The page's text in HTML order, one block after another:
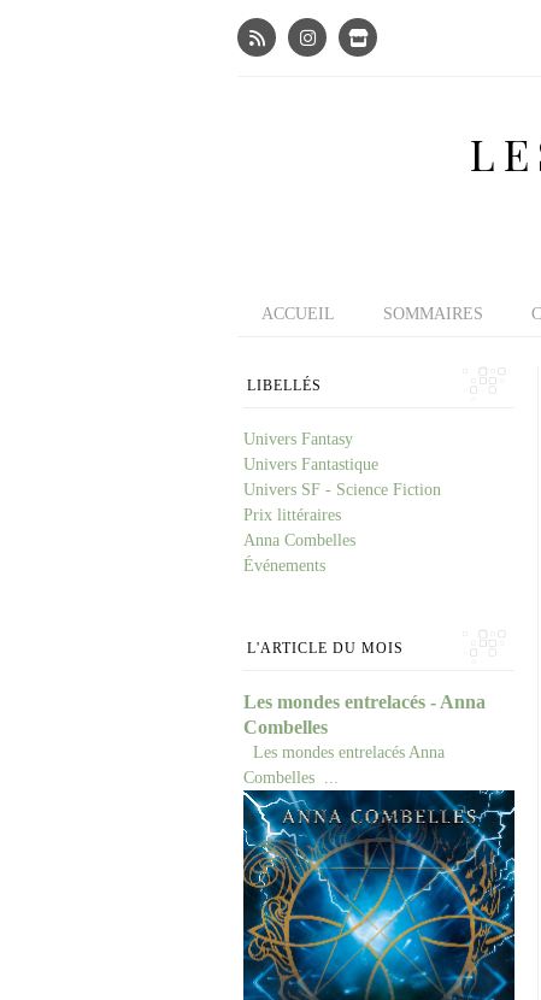
ACCUEIL SOMMAIRES
LIBELLÉS
Univers Fantasy
Univers Fantastique
Univers SF - Science Fiction
Prix littéraires
Anna Combelles
Événements
L'ARTICLE DU MOIS
Les mondes entrelacés - Anna
Combelles
Les mondes entrelacés Anna
Combelles ...